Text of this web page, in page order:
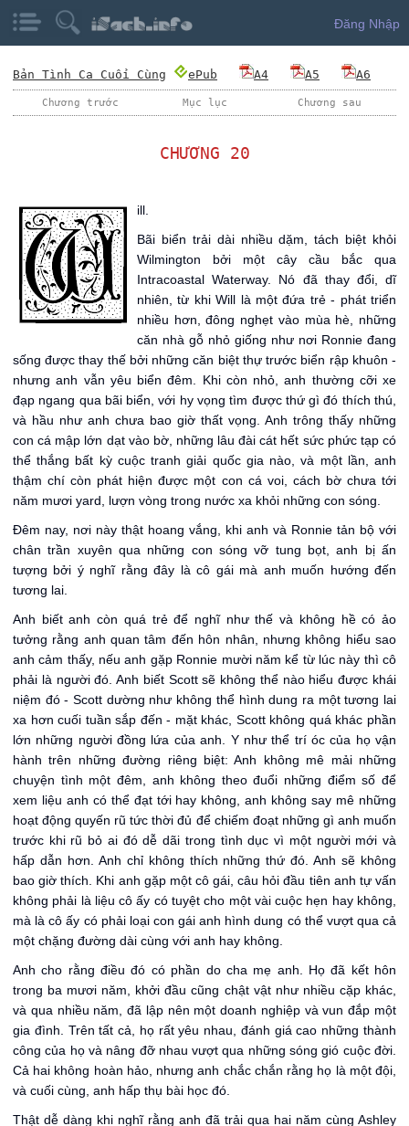
Đăng Nhập
Bản Tình Ca Cuối Cùng ePub A4 A5 A6
Chương trước Mục lục Chương sau
CHƯƠNG 20
ill.
Bãi biển trải dài nhiều dặm, tách biệt khỏi
Wilmington bởi một cây cầu bắc qua
Intracoastal Waterway. Nó đã thay đổi, dĩ
nhiên, từ khi Will là một đứa trẻ - phát triển
nhiều hơn, đông nghẹt vào mùa hè, những
căn nhà gỗ nhỏ giống như nơi Ronnie đang
sống được thay thế bởi những căn biệt thự trước biển rập khuôn -
nhưng anh vẫn yêu biển đêm. Khi còn nhỏ, anh thường cỡi xe
đạp ngang qua bãi biển, với hy vọng tìm được thứ gì đó thích thú,
và hầu như anh chưa bao giờ thất vọng. Anh trông thấy những
con cá mập lớn dạt vào bờ, những lâu đài cát hết sức phức tạp có
thể thắng bất kỳ cuộc tranh giải quốc gia nào, và một lần, anh
thậm chí còn phát hiện được một con cá voi, cách bờ chưa tới
năm mươi yard, lượn vòng trong nước xa khỏi những con sóng.
Đêm nay, nơi này thật hoang vắng, khi anh và Ronnie tản bộ với
chân trần xuyên qua những con sóng vỡ tung bọt, anh bị ấn
tượng bởi ý nghĩ rằng đây là cô gái mà anh muốn hướng đến
tương lai.
Anh biết anh còn quá trẻ để nghĩ như thế và không hề có ảo
tưởng rằng anh quan tâm đến hôn nhân, nhưng không hiểu sao
anh cảm thấy, nếu anh gặp Ronnie mười năm kể từ lúc này thì cô
phải là người đó. Anh biết Scott sẽ không thể nào hiểu được khái
niệm đó - Scott dường như không thể hình dung ra một tương lai
xa hơn cuối tuần sắp đến - mặt khác, Scott không quá khác phần
lớn những người đồng lứa của anh. Y như thể trí óc của họ vận
hành trên những đường riêng biệt: Anh không mê mải những
chuyện tình một đêm, anh không theo đuổi những điểm số để
xem liệu anh có thể đạt tới hay không, anh không say mê những
hoạt động quyến rũ tức thời đủ để chiếm đoạt những gì anh muốn
trước khi rũ bỏ ai đó dễ dãi trong tình dục vì một người mới và
hấp dẫn hơn. Anh chỉ không thích những thứ đó. Anh sẽ không
bao giờ thích. Khi anh gặp một cô gái, câu hỏi đầu tiên anh tự vấn
không phải là liệu cô ấy có tuyệt cho một vài cuộc hẹn hay không,
mà là cô ấy có phải loại con gái anh hình dung có thể vượt qua cả
một chặng đường dài cùng với anh hay không.
Anh cho rằng điều đó có phần do cha mẹ anh. Họ đã kết hôn
trong ba mươi năm, khởi đầu cũng chật vật như nhiều cặp khác,
và qua nhiều năm, đã lập nên một doanh nghiệp và vun đắp một
gia đình. Trên tất cả, họ rất yêu nhau, đánh giá cao những thành
công của họ và nâng đỡ nhau vượt qua những sóng gió cuộc đời.
Cả hai không hoàn hảo, nhưng anh chắc chắn rằng họ là một đội,
và cuối cùng, anh hấp thụ bài học đó.
Thật dễ dàng khi nghĩ rằng anh đã trải qua hai năm cùng Ashley